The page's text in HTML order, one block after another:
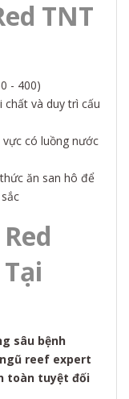
TNT
- 400)
và duy trì cấu
có luồng nước
ăn san hô để
sâu bệnh
reef expert
toàn tuyệt đối